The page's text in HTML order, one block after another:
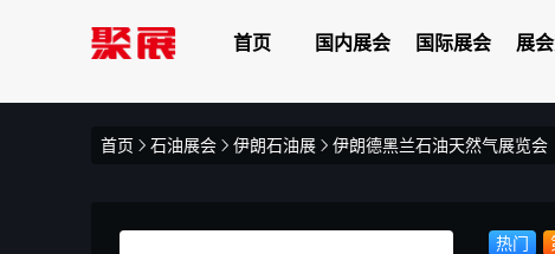
首页 国内展会 国际展会 展
首页 石油展会 伊朗石油展 伊朗德黑兰石油天然气展览会
热门